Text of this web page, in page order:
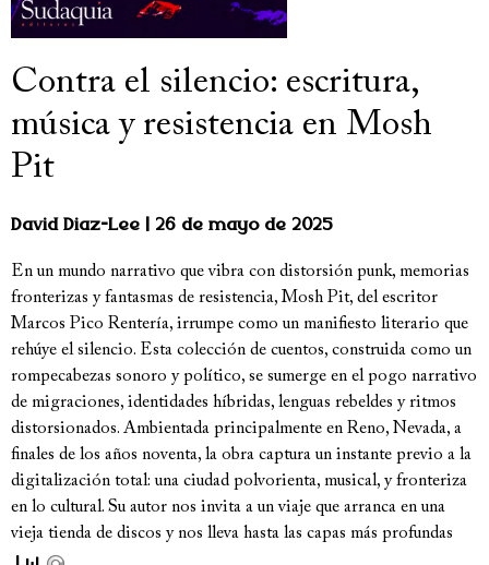
Contra el silencio: escritura,
música y resistencia en Mosh
Pit
David Diaz-Lee 26 de mayo de 2025
En un mundo narrativo que vibra con distorsión punk, memorias
fronterizas y fantasmas de resistencia, Mosh Pit, del escritor
Marcos Pico Rentería, irrumpe como un manifiesto literario que
rehúye el silencio. Esta colección de cuentos, construida como un
rompecabezas sonoro y político, se sumerge en el pogo narrativo
de migraciones, identidades híbridas, lenguas rebeldes y ritmos
distorsionados. Ambientada principalmente en Reno, Nevada, a
finales de los años noventa, la obra captura un instante previo a la
digitalización total: una ciudad polvorienta, musical, y fronteriza
en lo cultural. Su autor nos invita a un viaje que arranca en una
vieja tienda de discos y nos lleva hasta las capas más profundas